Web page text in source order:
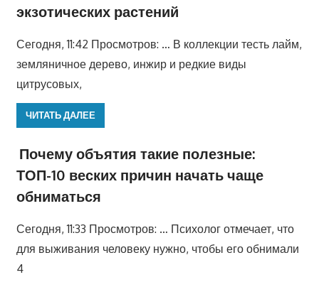
экзотических растений
Сегодня, 11:42 Просмотров: … В коллекции тесть лайм,
земляничное дерево, инжир и редкие виды
цитрусовых,
ЧИТАТЬ ДАЛЕЕ
Почему объятия такие полезные:
ТОП-10 веских причин начать чаще
обниматься
Сегодня, 11:33 Просмотров: … Психолог отмечает, что
для выживания человеку нужно, чтобы его обнимали
4